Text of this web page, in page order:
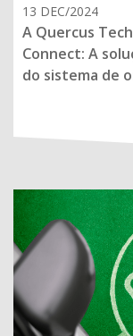
13 DEC/2024
A Quercus
Connect: A
do sistema de